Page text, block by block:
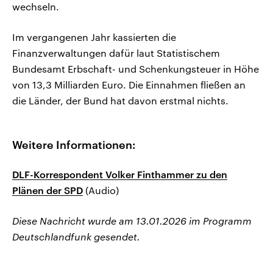
wechseln.
Im vergangenen Jahr kassierten die
Finanzverwaltungen dafür laut Statistischem
Bundesamt Erbschaft- und Schenkungsteuer in Höhe
von 13,3 Milliarden Euro. Die Einnahmen fließen an
die Länder, der Bund hat davon erstmal nichts.
Weitere Informationen:
DLF-Korrespondent Volker Finthammer zu den
Plänen der SPD (Audio)
Diese Nachricht wurde am 13.01.2026 im Programm
Deutschlandfunk gesendet.